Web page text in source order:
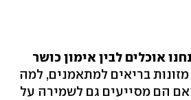
אוכלים לבין אימון כושר
בריאים למתאמנים, למה
הם מסייעים גם לשמירה על